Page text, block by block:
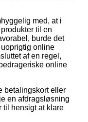
med, at i
til en
burde det
online
af en regel,
online
betalingskort eller
en afdragsløsning
til hensigt at klare